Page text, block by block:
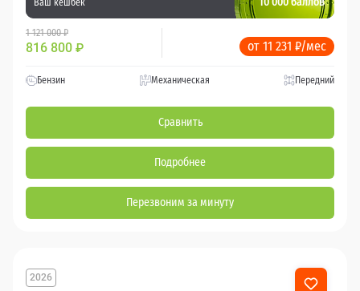
1 121 000 ₽
816 800 ₽ от 11 231 ₽/мес
Бензин Механическая Передний
Сравнить
Подробнее
Перезвоним за минуту
2026